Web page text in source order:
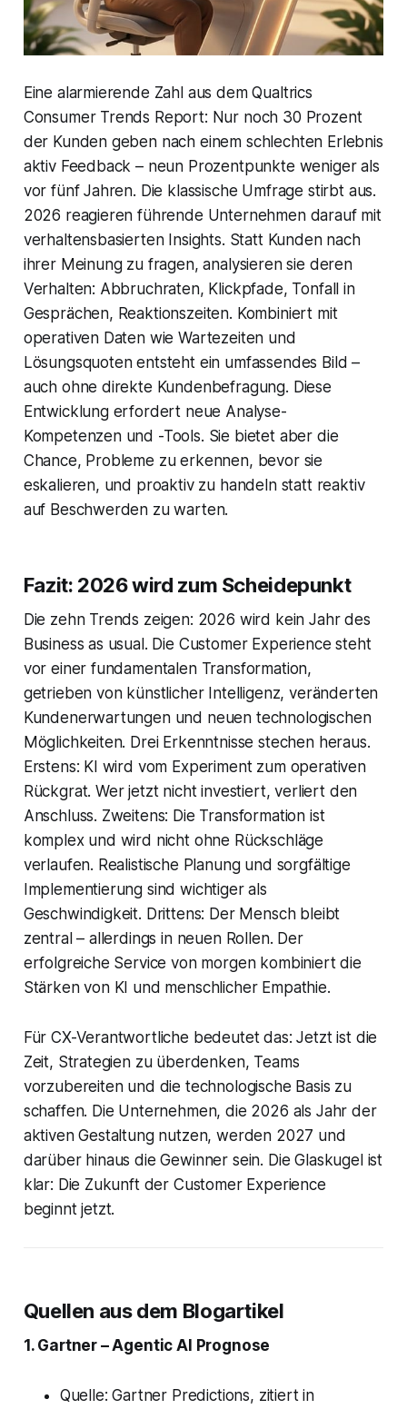
Eine alarmierende Zahl aus dem Qualtrics
Consumer Trends Report: Nur noch 30 Prozent
der Kunden geben nach einem schlechten Erlebnis
aktiv Feedback – neun Prozentpunkte weniger als
vor fünf Jahren. Die klassische Umfrage stirbt aus.
2026 reagieren führende Unternehmen darauf mit
verhaltensbasierten Insights. Statt Kunden nach
ihrer Meinung zu fragen, analysieren sie deren
Verhalten: Abbruchraten, Klickpfade, Tonfall in
Gesprächen, Reaktionszeiten. Kombiniert mit
operativen Daten wie Wartezeiten und
Lösungsquoten entsteht ein umfassendes Bild –
auch ohne direkte Kundenbefragung. Diese
Entwicklung erfordert neue Analyse-
Kompetenzen und -Tools. Sie bietet aber die
Chance, Probleme zu erkennen, bevor sie
eskalieren, und proaktiv zu handeln statt reaktiv
auf Beschwerden zu warten.
Fazit: 2026 wird zum Scheidepunkt
Die zehn Trends zeigen: 2026 wird kein Jahr des
Business as usual. Die Customer Experience steht
vor einer fundamentalen Transformation,
getrieben von künstlicher Intelligenz, veränderten
Kundenerwartungen und neuen technologischen
Möglichkeiten. Drei Erkenntnisse stechen heraus.
Erstens: KI wird vom Experiment zum operativen
Rückgrat. Wer jetzt nicht investiert, verliert den
Anschluss. Zweitens: Die Transformation ist
komplex und wird nicht ohne Rückschläge
verlaufen. Realistische Planung und sorgfältige
Implementierung sind wichtiger als
Geschwindigkeit. Drittens: Der Mensch bleibt
zentral – allerdings in neuen Rollen. Der
erfolgreiche Service von morgen kombiniert die
Stärken von KI und menschlicher Empathie.
Für CX-Verantwortliche bedeutet das: Jetzt ist die
Zeit, Strategien zu überdenken, Teams
vorzubereiten und die technologische Basis zu
schaffen. Die Unternehmen, die 2026 als Jahr der
aktiven Gestaltung nutzen, werden 2027 und
darüber hinaus die Gewinner sein. Die Glaskugel ist
klar: Die Zukunft der Customer Experience
beginnt jetzt.
Quellen aus dem Blogartikel
1. Gartner – Agentic AI Prognose
Quelle: Gartner Predictions, zitiert in